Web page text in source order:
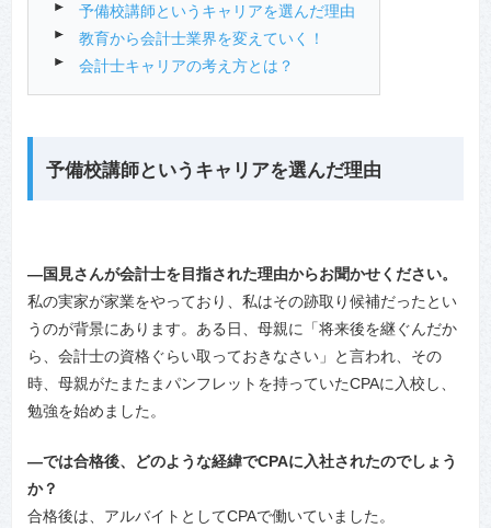
予備校講師というキャリアを選んだ理由
教育から会計士業界を変えていく！
会計士キャリアの考え方とは？
予備校講師というキャリアを選んだ理由
―国見さんが会計士を目指された理由からお聞かせください。
私の実家が家業をやっており、私はその跡取り候補だったとい
うのが背景にあります。ある日、母親に「将来後を継ぐんだか
ら、会計士の資格ぐらい取っておきなさい」と言われ、その
時、母親がたまたまパンフレットを持っていたCPAに入校し、
勉強を始めました。
―では合格後、どのような経緯でCPAに入社されたのでしょう
か？
合格後は、アルバイトとしてCPAで働いていました。